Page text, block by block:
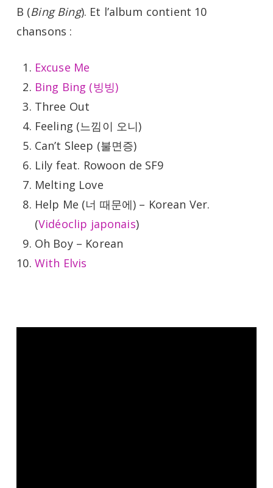
B (Bing Bing). Et l’album contient 10
chansons :
Excuse Me
Bing Bing (빙빙)
Three Out
Feeling (느낌이 오니)
Can’t Sleep (불면증)
Lily feat. Rowoon de SF9
Melting Love
Help Me (너 때문에) – Korean Ver.
(Vidéoclip japonais)
Oh Boy – Korean
With Elvis